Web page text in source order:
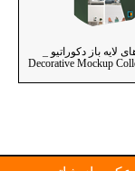
لایه باز دکوراتیو _
Decorative Mockup